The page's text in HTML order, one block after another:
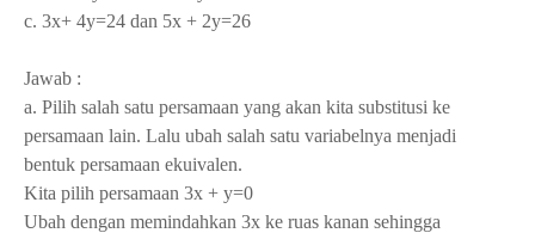
c. 3x+ 4y=24 dan 5x + 2y=26
Jawab :
a. Pilih salah satu persamaan yang akan kita substitusi ke
persamaan lain. Lalu ubah salah satu variabelnya menjadi
bentuk persamaan ekuivalen.
Kita pilih persamaan 3x + y=0
Ubah dengan memindahkan 3x ke ruas kanan sehingga